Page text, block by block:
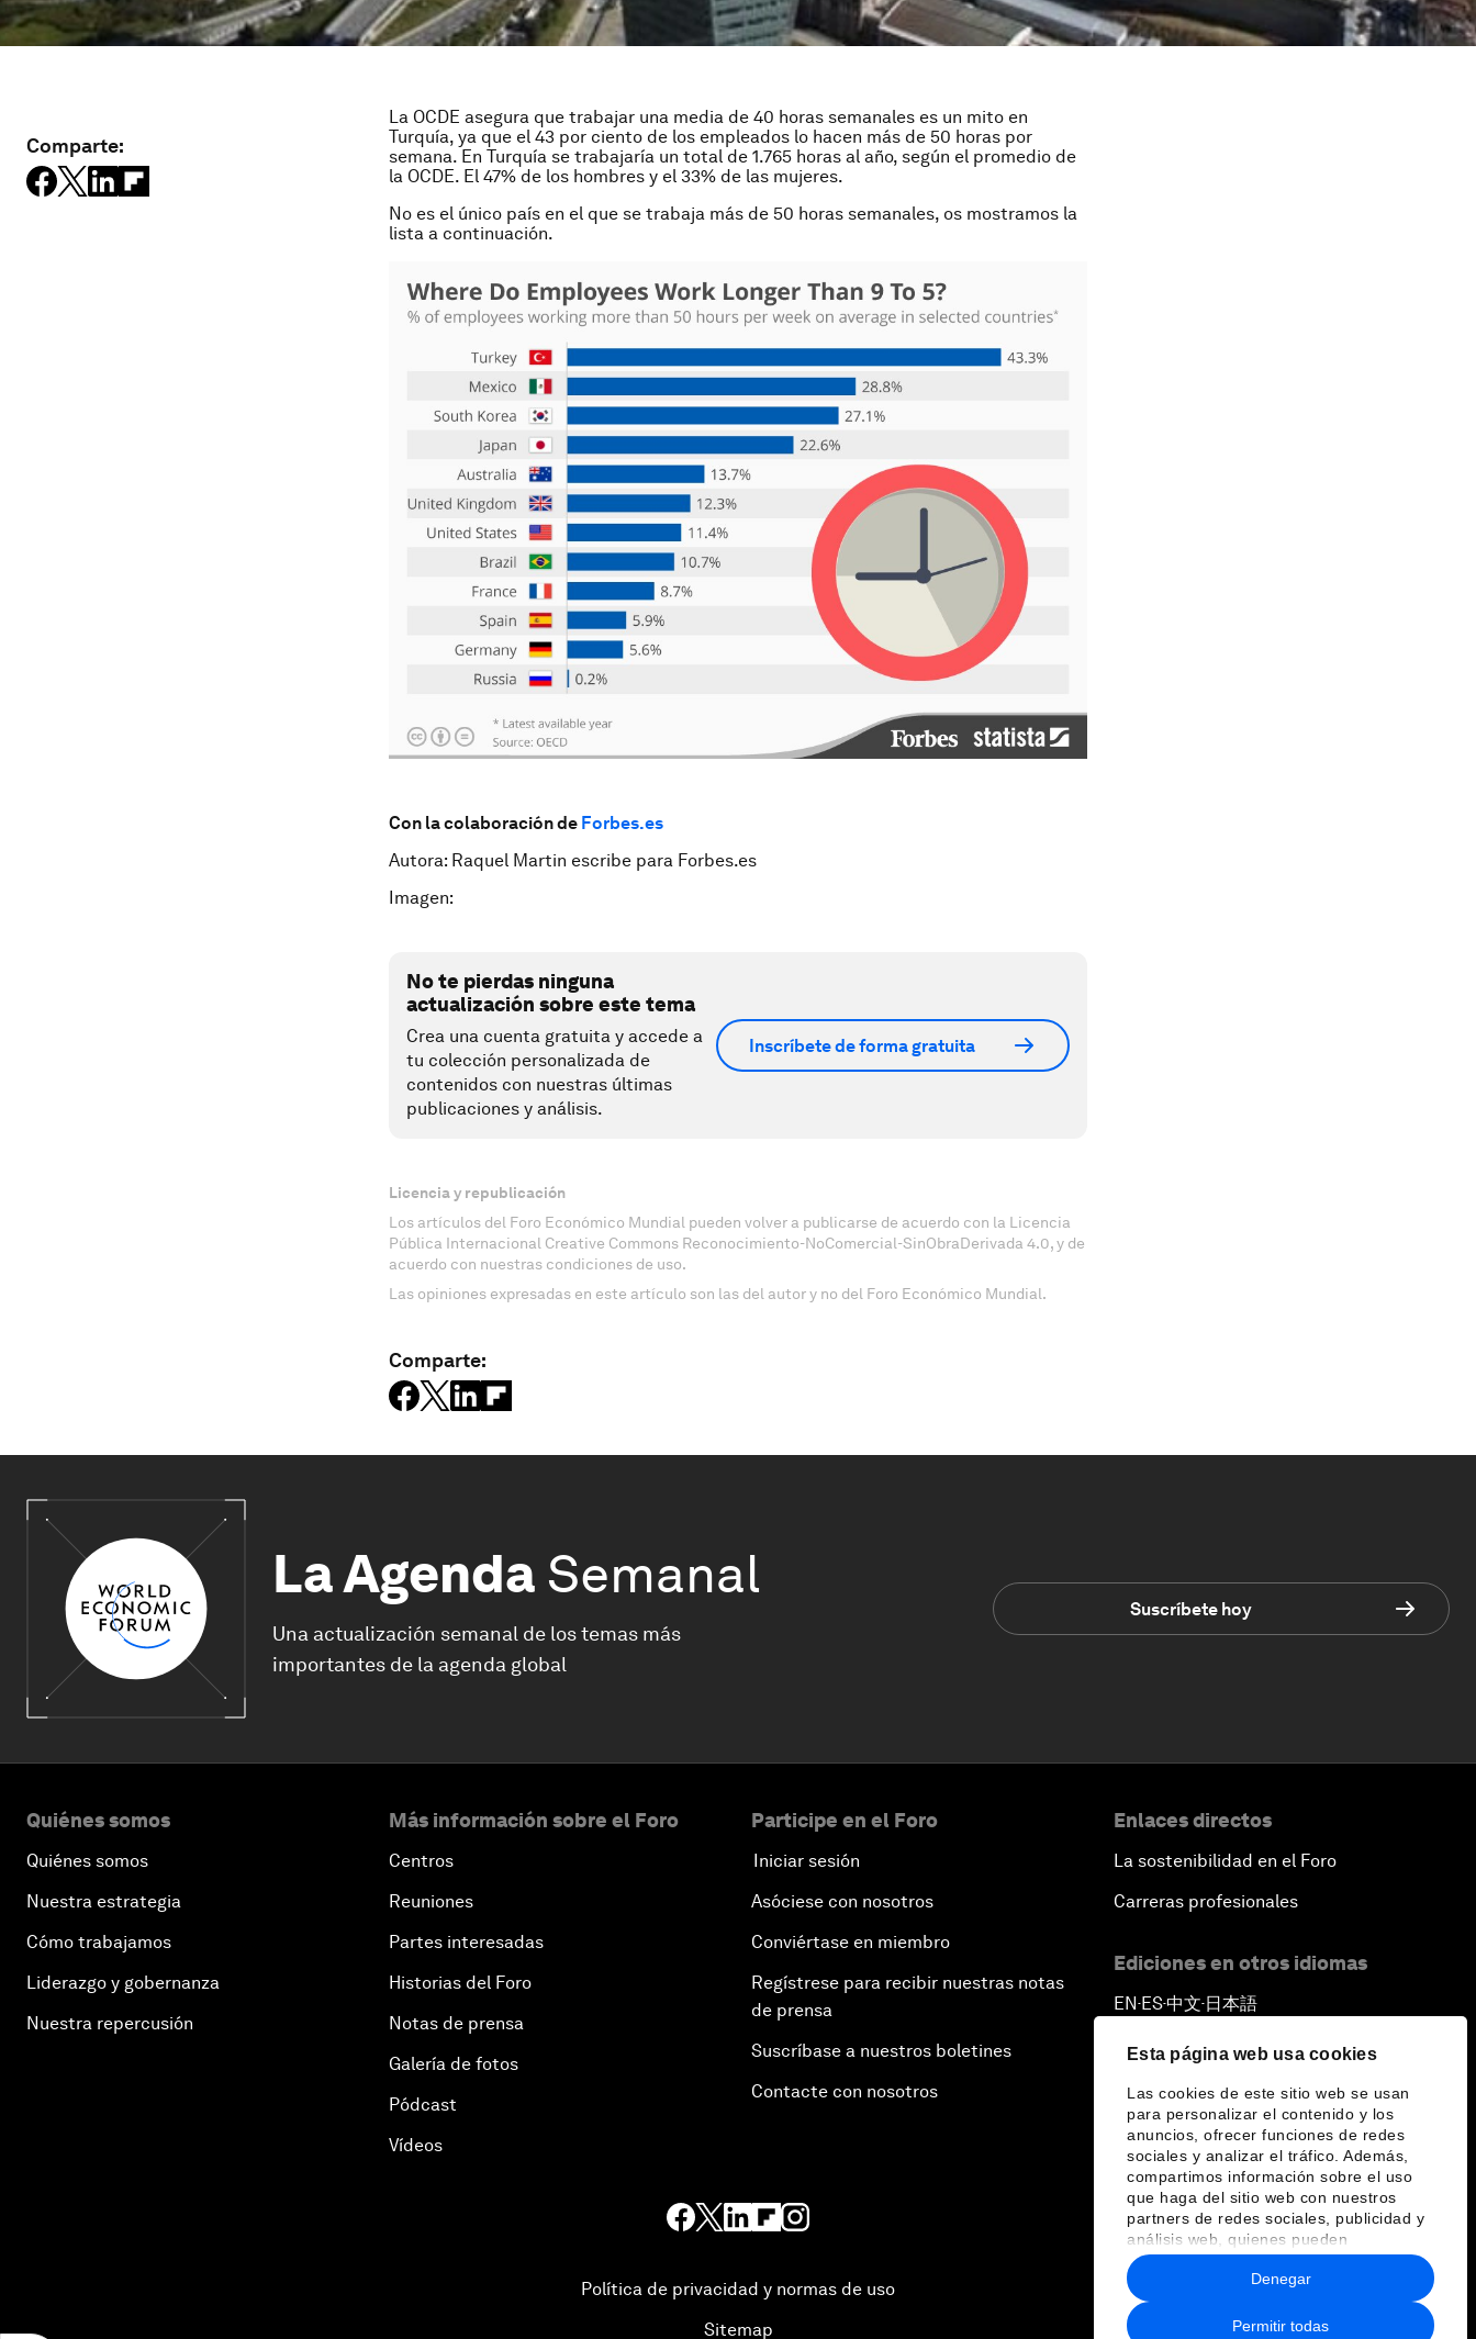
Esta página web usa cookies
Las cookies de este sitio web se usan
para personalizar el contenido y los
anuncios, ofrecer funciones de redes
sociales y analizar el tráfico. Además,
compartimos información sobre el uso
que haga del sitio web con nuestros
partners de redes sociales, publicidad y
análisis web, quienes pueden
combinarla con otra información que les
haya proporcionado o que hayan
recopilado a partir del uso que haya
hecho de sus servicios.
Permitir todas
Denegar
Comparte:
La OCDE asegura que trabajar una media de 40 horas semanales es un mito en
Turquía, ya que el 43 por ciento de los empleados lo hacen más de 50 horas por
semana. En Turquía se trabajaría un total de 1.765 horas al año, según el promedio de
la OCDE. El 47% de los hombres y el 33% de las mujeres.
No es el único país en el que se trabaja más de 50 horas semanales, os mostramos la
lista a continuación.
Con la colaboración de Forbes.es
Autora: Raquel Martin escribe para Forbes.es
Imagen:
No te pierdas ninguna
actualización sobre este tema
Crea una cuenta gratuita y accede a
tu colección personalizada de
contenidos con nuestras últimas
publicaciones y análisis.
Inscríbete de forma gratuita
Licencia y republicación
Los artículos del Foro Económico Mundial pueden volver a publicarse de acuerdo con la Licencia
Pública Internacional Creative Commons Reconocimiento-NoComercial-SinObraDerivada 4.0, y de
acuerdo con nuestras condiciones de uso.
Las opiniones expresadas en este artículo son las del autor y no del Foro Económico Mundial.
Comparte:
La Agenda Semanal
Una actualización semanal de los temas más
importantes de la agenda global
Suscríbete hoy
Quiénes somos
Quiénes somos
Nuestra estrategia
Cómo trabajamos
Liderazgo y gobernanza
Nuestra repercusión
Más información sobre el Foro
Centros
Reuniones
Partes interesadas
Historias del Foro
Notas de prensa
Galería de fotos
Pódcast
Vídeos
Participe en el Foro
Iniciar sesión
Asóciese con nosotros
Conviértase en miembro
Regístrese para recibir nuestras notas
de prensa
Suscríbase a nuestros boletines
Contacte con nosotros
Enlaces directos
La sostenibilidad en el Foro
Carreras profesionales
Ediciones en otros idiomas
EN ▪ES▪中文▪ 日本語
Política de privacidad y normas de uso
Sitemap